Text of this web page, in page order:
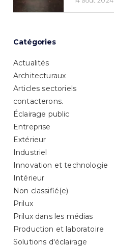
Catégories
Actualités
Architecturaux
Articles sectoriels
contacterons.
Éclairage public
Entreprise
Extérieur
Industriel
Innovation et technologie
Intérieur
Non classifié(e)
Prilux
Prilux dans les médias
Production et laboratoire
Solutions d'éclairage